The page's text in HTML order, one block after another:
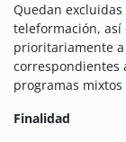
Quedan
teleformación, así
prioritariamente
correspondientes
programas
Finalidad